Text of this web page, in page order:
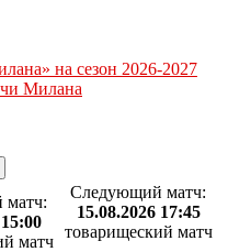
на сезон 2026-2027
Милана
матч
Следующий матч:
15.08.2026 17:45
товарищеский матч